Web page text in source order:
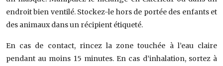
endroit bien ventilé. Stockez-le hors de portée des enfants et
des animaux dans un récipient étiqueté.
En cas de contact, rincez la zone touchée à l’eau claire
pendant au moins 15 minutes. En cas d’inhalation, sortez à